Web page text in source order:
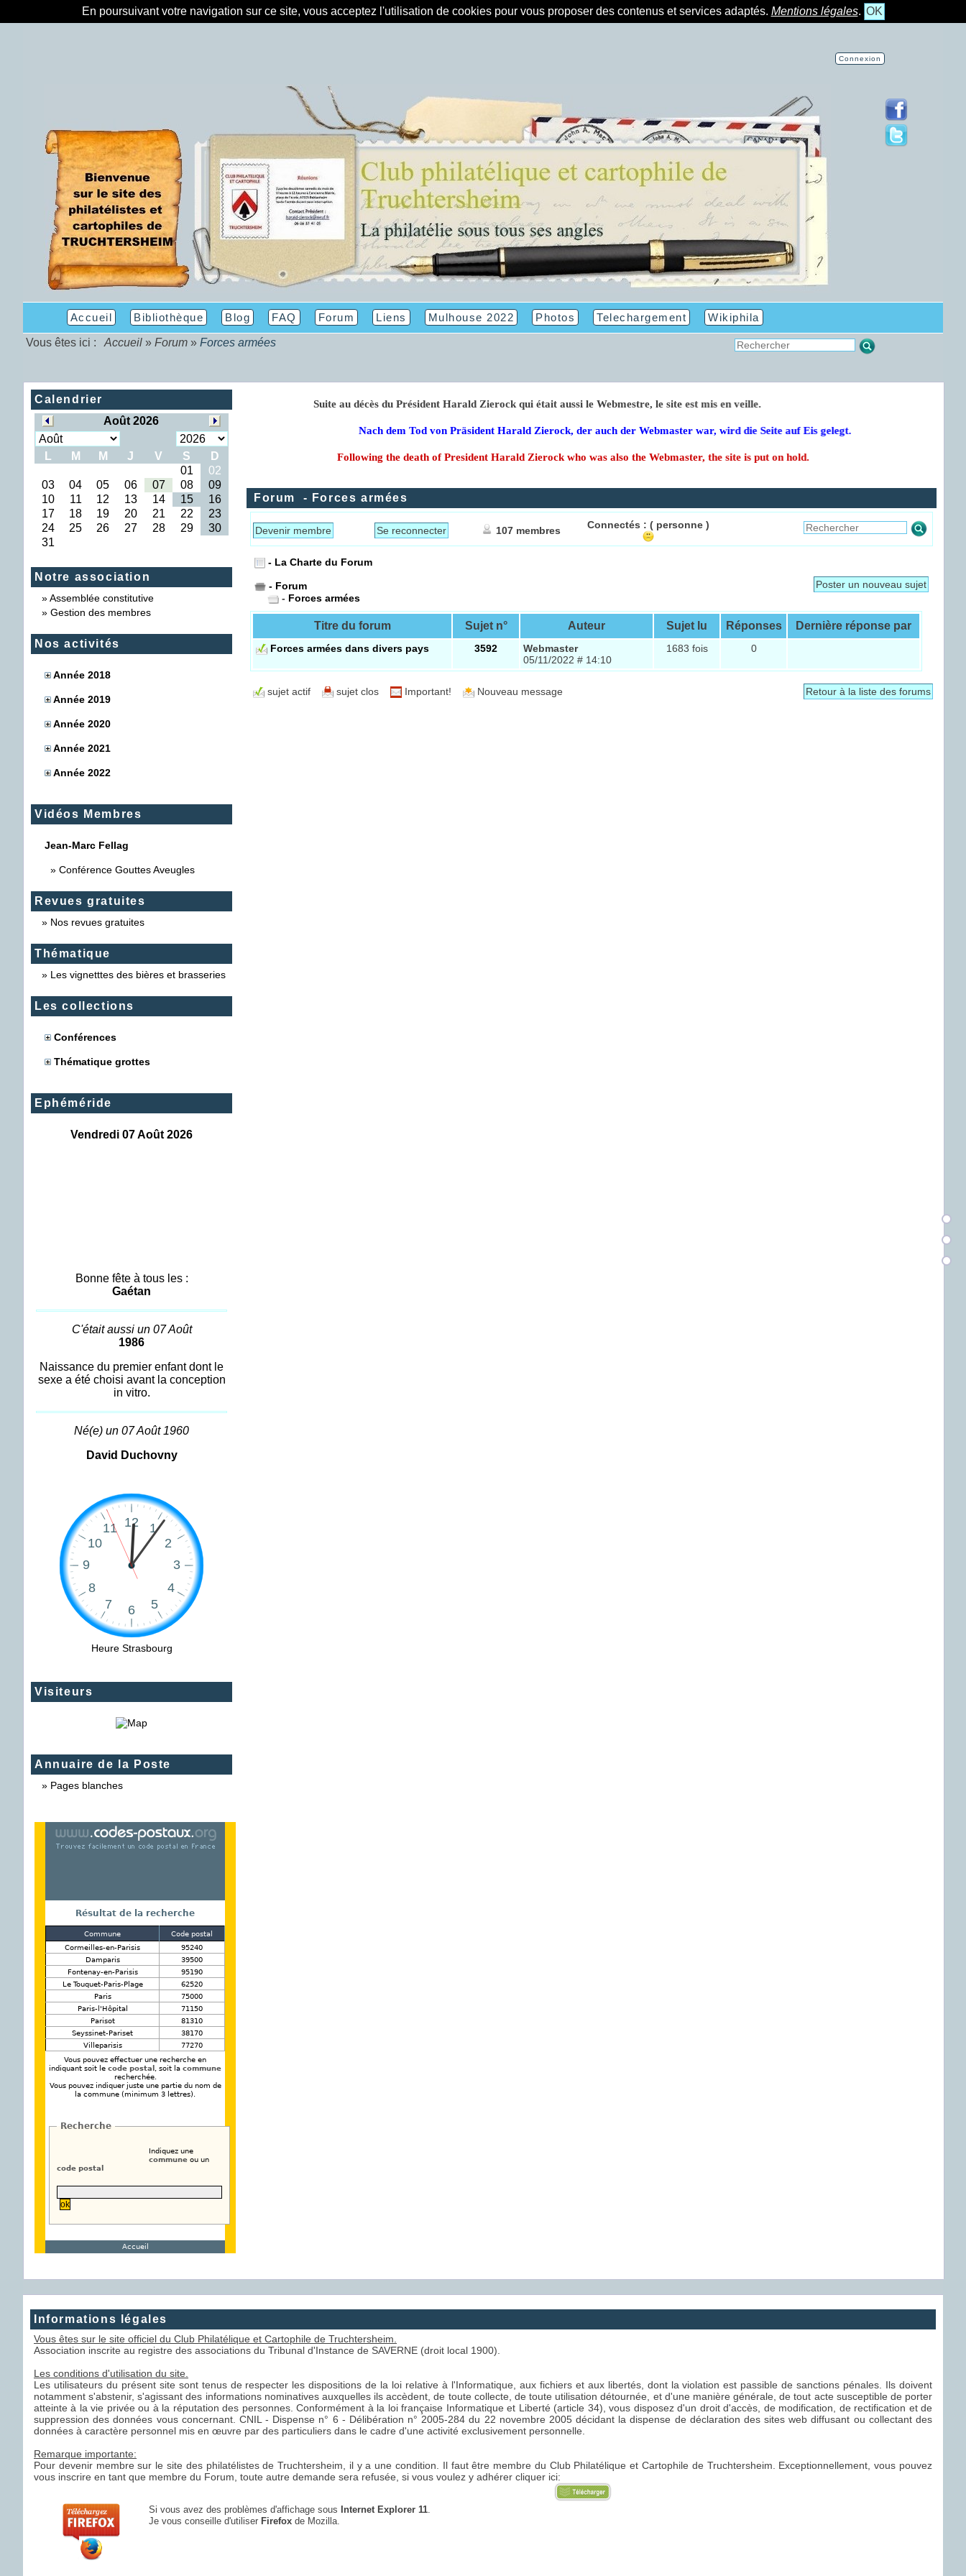
En poursuivant votre navigation sur ce site, vous acceptez l'utilisation de cookies pour vous proposer des contenus et services adaptés. Mentions légales. OK
Connexion
Accueil Bibliothèque Blog FAQ Forum Liens Mulhouse 2022 Photos Telechargement Wikiphila
Vous êtes ici : Accueil » Forum » Forces armées
Calendrier
Notre association
»Assemblée constitutive
» Gestion des membres
Nos activités
Année 2018
Année 2019
Année 2020
Année 2021
Année 2022
Vidéos Membres
Jean-Marc Fellag
» Conférence Gouttes Aveugles
Revues gratuites
» Nos revues gratuites
Thématique
» Les vignetttes des bières et brasseries
Les collections
Conférences
Thématique grottes
Ephéméride
Vendredi 07 Août 2026
Bonne fête à tous les :
Gaétan
C'était aussi un 07 Août
1986
Naissance du premier enfant dont le
sexe a été choisi avant la conception
in vitro.
Né(e) un 07 Août 1960
David Duchovny
Heure Strasbourg
Visiteurs
Annuaire de la Poste
» Pages blanches
Suite au décès du Président Harald Zierock qui était aussi le Webmestre, le site est mis en veille.
Nach dem Tod von Präsident Harald Zierock, der auch der Webmaster war, wird die Seite auf Eis gelegt.
Following the death of President Harald Zierock who was also the Webmaster, the site is put on hold.
Forum - Forces armées
Devenir membre Se reconnecter 107 membres
Connectés : ( personne )
- La Charte du Forum
- Forum
- Forces armées
Poster un nouveau sujet
Titre du forum Sujet n° Auteur Sujet lu Réponses Dernière réponse par
Forces armées dans divers pays 3592
Webmaster
05/11/2022 # 14:10
1683 fois 0
sujet actif sujet clos Important! Nouveau message Retour à la liste des forums
Informations légales
Vous êtes sur le site officiel du Club Philatélique et Cartophile de Truchtersheim.
Association inscrite au registre des associations du Tribunal d'Instance de SAVERNE (droit local 1900).
Les conditions d'utilisation du site.
Les utilisateurs du présent site sont tenus de respecter les dispositions de la loi relative à l'Informatique, aux fichiers et aux libertés, dont la violation est passible de sanctions pénales. Ils doivent
notamment s'abstenir, s'agissant des informations nominatives auxquelles ils accèdent, de toute collecte, de toute utilisation détournée, et d'une manière générale, de tout acte susceptible de porter
atteinte à la vie privée ou à la réputation des personnes. Conformément à la loi française Informatique et Liberté (article 34), vous disposez d'un droit d'accès, de modification, de rectification et de
suppression des données vous concernant. CNIL - Dispense n° 6 - Délibération n° 2005-284 du 22 novembre 2005 décidant la dispense de déclaration des sites web diffusant ou collectant des
données à caractère personnel mis en œuvre par des particuliers dans le cadre d'une activité exclusivement personnelle.
Remarque importante:
Pour devenir membre sur le site des philatélistes de Truchtersheim, il y a une condition. Il faut être membre du Club Philatélique et Cartophile de Truchtersheim. Exceptionnellement, vous pouvez
vous inscrire en tant que membre du Forum, toute autre demande sera refusée, si vous voulez y adhérer cliquer ici:
Si vous avez des problèmes d'affichage sous Internet Explorer 11.
Je vous conseille d'utiliser Firefox de Mozilla.